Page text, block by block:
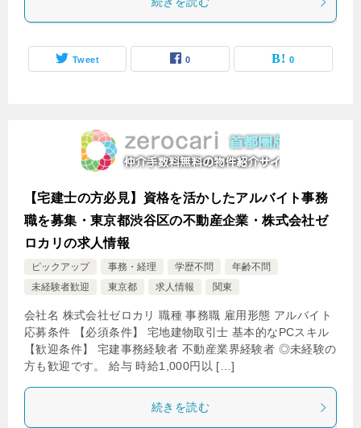
Tweet 0 0
【宅建士の方必見】資格を活かしたアルバイト事務
職を募集・東京都渋谷区の不動産企業・株式会社ゼ
ロカリの求人情報
ピックアップ 事務・経理 学歴不問
年齢不問
未経験者歓迎
東京都 求人情報 関東
会社名 株式会社ゼロカリ 職種 事務職 雇用形態 アルバイト
応募条件 【必須条件】 宅地建物取引士 基本的なPCスキル
【歓迎条件】 宅建事務経験者 不動産業界経験者 ◎未経験の
方も歓迎です。 給与 時給1,000円以 […]
続きを読む